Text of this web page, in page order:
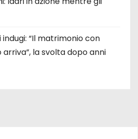
“Il matrimonio con
arriva”, la svolta dopo anni